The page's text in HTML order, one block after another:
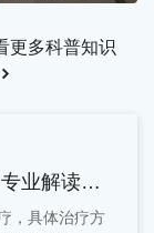
的诊疗理念、
内容进行了深
更多科普知识
业解读治
，具体治疗方